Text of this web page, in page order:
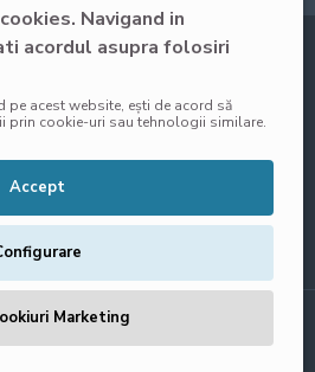
Navigand in
acordul asupra folosiri
acest website, ești de acord să
prin cookie-uri sau tehnologii similare.
Accept
Marketing